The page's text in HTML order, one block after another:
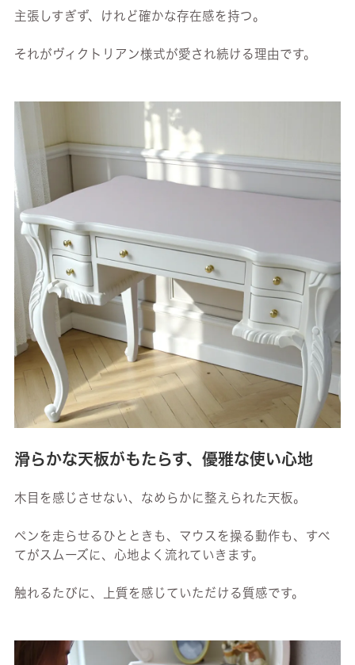
主張しすぎず、けれど確かな存在感を持つ。
それがヴィクトリアン様式が愛され続ける理由です。
滑らかな天板がもたらす、優雅な使い心地
木目を感じさせない、なめらかに整えられた天板。
ペンを走らせるひとときも、マウスを操る動作も、すべ
てがスムーズに、心地よく流れていきます。
触れるたびに、上質を感じていただける質感です。